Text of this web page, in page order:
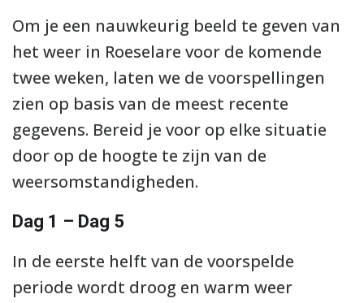
Om je een nauwkeurig beeld te geven van
het weer in Roeselare voor de komende
twee weken, laten we de voorspellingen
zien op basis van de meest recente
gegevens. Bereid je voor op elke situatie
door op de hoogte te zijn van de
weersomstandigheden.
Dag 1 – Dag 5
In de eerste helft van de voorspelde
periode wordt droog en warm weer